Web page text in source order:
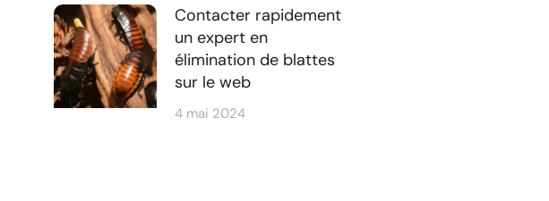
Contacter rapidement
un expert en
élimination de blattes
sur le web
4 mai 2024